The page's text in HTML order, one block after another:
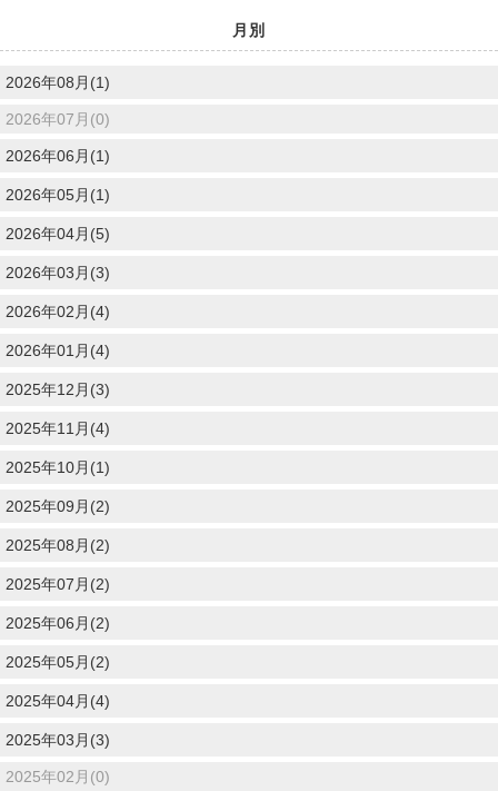
月別
2026年08月(1)
2026年07月(0)
2026年06月(1)
2026年05月(1)
2026年04月(5)
2026年03月(3)
2026年02月(4)
2026年01月(4)
2025年12月(3)
2025年11月(4)
2025年10月(1)
2025年09月(2)
2025年08月(2)
2025年07月(2)
2025年06月(2)
2025年05月(2)
2025年04月(4)
2025年03月(3)
2025年02月(0)